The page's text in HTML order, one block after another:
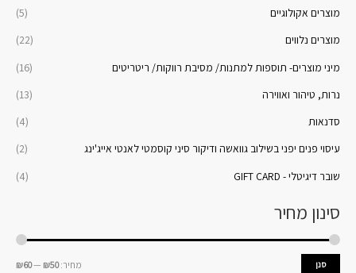
מוצרים אקולוגיים
(5)
מוצרים נלווים
(22)
מיני מוצרים- תוספות למתנות/ מסיבת רווקות/ ריטריטים
(16)
נרות, טיהור ואווירה
(13)
סדנאות
(4)
עיסוי פנים יפני בשילוב גוואשה ודיקור סיני קוסמטי לאנטי אייג'ינג
(2)
שובר דיגיטלי - GIFT CARD
(4)
סינון מחיר
סנן מחיר:₪50
—
₪60